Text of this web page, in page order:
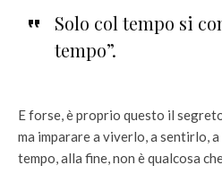
Solo col tempo si
tempo”.
E forse, è proprio questo il
ma imparare a viverlo, a sentirlo,
tempo, alla fine, non è qualcosa